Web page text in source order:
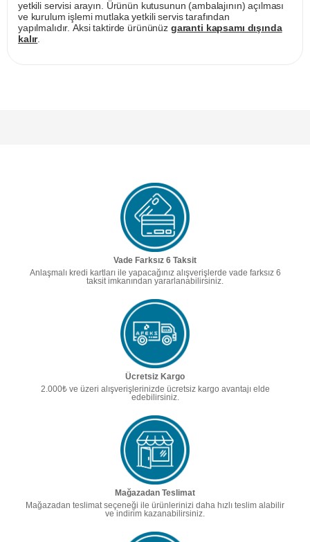
yetkili servisi arayın. Ürünün kutusunun (ambalajının) açılması
ve kurulum işlemi mutlaka yetkili servis tarafından
yapılmalıdır. Aksi taktirde ürününüz garanti kapsamı dışında
kalır.
Vade Farksız 6 Taksit
Anlaşmalı kredi kartları ile yapacağınız alışverişlerde vade farksız 6
taksit imkanından yararlanabilirsiniz.
Ücretsiz Kargo
2.000₺ ve üzeri alışverişlerinizde ücretsiz kargo avantajı elde
edebilirsiniz.
Mağazadan Teslimat
Mağazadan teslimat seçeneği ile ürünlerinizi daha hızlı teslim alabilir
ve indirim kazanabilirsiniz.